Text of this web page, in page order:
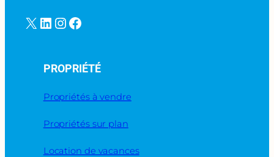
X LinkedIn InstagramFacebook
PROPRIÉTÉ
Propriétés à vendre
Propriétés sur plan
Location de vacances